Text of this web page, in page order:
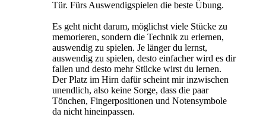
Tür. Fürs Auswendigspielen die beste Übung.
Es geht nicht darum, möglichst viele Stücke zu
memorieren, sondern die Technik zu erlernen,
auswendig zu spielen. Je länger du lernst,
auswendig zu spielen, desto einfacher wird es dir
fallen und desto mehr Stücke wirst du lernen.
Der Platz im Hirn dafür scheint mir inzwischen
unendlich, also keine Sorge, dass die paar
Tönchen, Fingerpositionen und Notensymbole
da nicht hineinpassen.